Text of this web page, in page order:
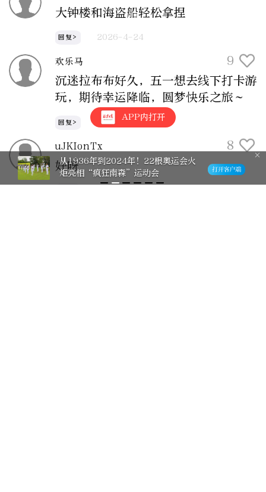
大钟楼和海盗船轻松拿捏
回复> 2026-4-24
欢乐马
9
沉迷拉布布好久，五一想去线下打卡游
玩，期待幸运降临，圆梦快乐之旅～
回复> 2026-4-24
uJKIonTx
8
好呀
APP内打开
从1936年到2024年！22根奥运会火
炬亮相“疯狂南森”运动会